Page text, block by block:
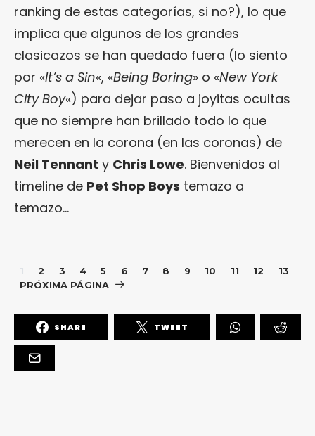
ranking de estas categorías, si no?), lo que
implica que algunos de los grandes
clasicazos se han quedado fuera (lo siento
por «It’s a Sin«, «Being Boring» o «New York
City Boy«) para dejar paso a joyitas ocultas
que no siempre han brillado todo lo que
merecen en la corona (en las coronas) de
Neil Tennant y Chris Lowe. Bienvenidos al
timeline de Pet Shop Boys temazo a
temazo…
1 2 3 4 5 6 7 8 9 10 11 12
13
PRÓXIMA PÁGINA
SHARE TWEET